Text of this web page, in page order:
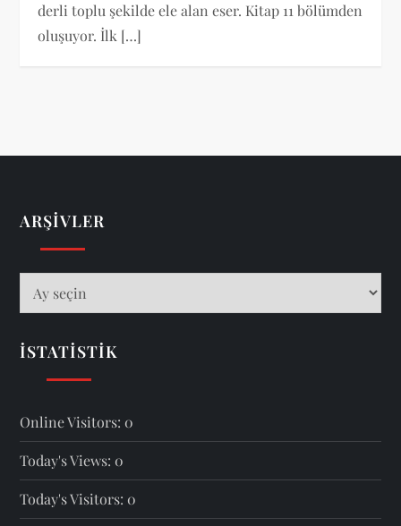
derli toplu şekilde ele alan eser. Kitap 11 bölümden
oluşuyor. İlk […]
ARŞIVLER
İSTATISTIK
Online Visitors: 0
Today's Views: 0
Today's Visitors: 0